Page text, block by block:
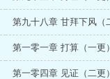
第九十八章 甘拜下风（
第一零一章 打算（一更）
第一零四章 见证（二更）